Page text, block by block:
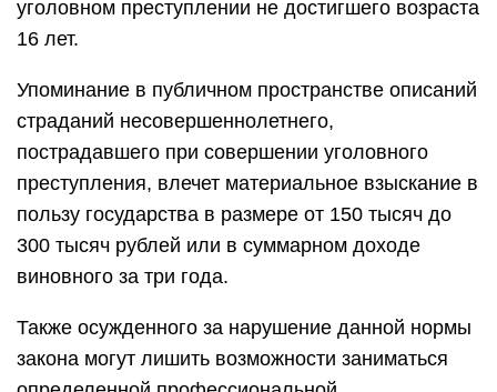
уголовном преступлении не достигшего возраста
16 лет.
Упоминание в публичном пространстве описаний
страданий несовершеннолетнего,
пострадавшего при совершении уголовного
преступления, влечет материальное взыскание в
пользу государства в размере от 150 тысяч до
300 тысяч рублей или в суммарном доходе
виновного за три года.
Также осужденного за нарушение данной нормы
закона могут лишить возможности заниматься